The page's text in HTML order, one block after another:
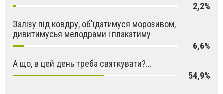
2,2%
Залізу під ковдру, об'їдатимуся морозивом,
дивитимусья мелодрами і плакатиму
6,6%
А що, в цей день треба святкувати?...
54,9%